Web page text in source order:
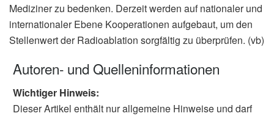
Mediziner zu bedenken. Derzeit werden auf nationaler und
internationaler Ebene Kooperationen aufgebaut, um den
Stellenwert der Radioablation sorgfältig zu überprüfen. (vb)
Autoren- und Quelleninformationen
Wichtiger Hinweis:
Dieser Artikel enthält nur allgemeine Hinweise und darf